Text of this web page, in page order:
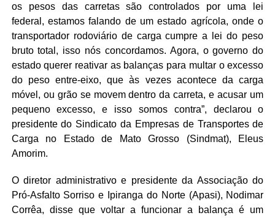
os pesos das carretas são controlados por uma lei
federal, estamos falando de um estado agrícola, onde o
transportador rodoviário de carga cumpre a lei do peso
bruto total, isso nós concordamos. Agora, o governo do
estado querer reativar as balanças para multar o excesso
do peso entre-eixo, que às vezes acontece da carga
móvel, ou grão se movem dentro da carreta, e acusar um
pequeno excesso, e isso somos contra”, declarou o
presidente do Sindicato da Empresas de Transportes de
Carga no Estado de Mato Grosso (Sindmat), Eleus
Amorim.
O diretor administrativo e presidente da Associação do
Pró-Asfalto Sorriso e Ipiranga do Norte (Apasi), Nodimar
Corrêa, disse que voltar a funcionar a balança é um